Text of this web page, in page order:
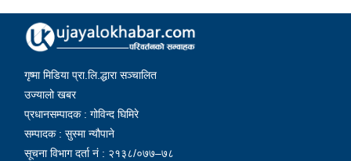
गृष्मा मिडिया प्रा.लि.द्धारा सञ्चालित
उज्यालो खबर
प्रधानसम्पादक : गोविन्द घिमिरे
सम्पादक : सुस्मा न्यौपाने
सूचना विभाग दर्ता नं : २१३८/०७७–७८